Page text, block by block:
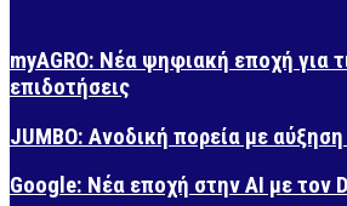
myAGRO: Νέα ψηφιακή εποχή για
επιδοτήσεις
JUMBO: Ανοδική πορεία με
Google: Νέα εποχή στην AI με τον